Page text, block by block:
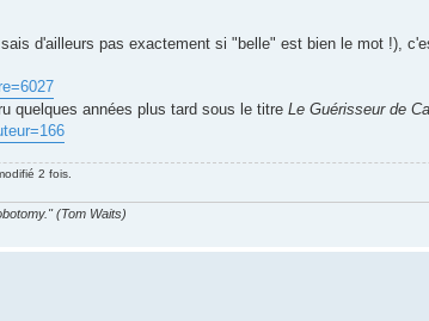
d'ailleurs pas exactement si "belle" est bien le mot !),
quelques années plus tard sous le titre Le Guérisseur de
2 fois.
(Tom Waits)